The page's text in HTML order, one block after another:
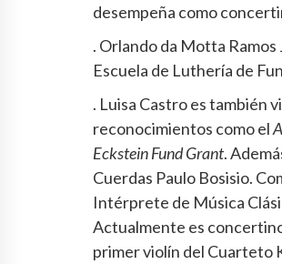
desempeña como
. Orlando da Motta
Escuela de Luthería de
. Luisa Castro es también
reconocimientos como el
Eckstein Fund Grant.
Cuerdas Paulo Bosisio.
Intérprete de Música
Actualmente es
primer violín del Cuarteto